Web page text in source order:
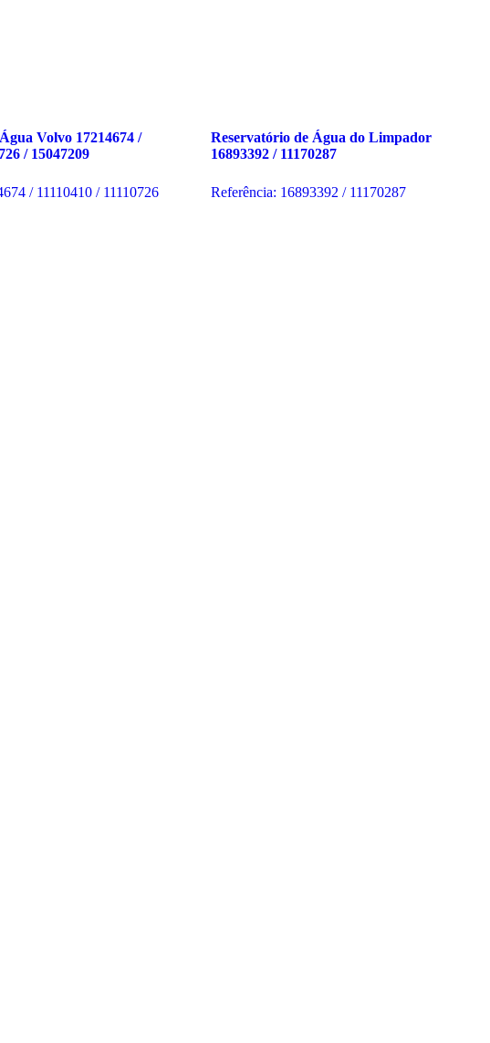
Volvo 17214674 /
/ 15047209
/ 11110410 / 11110726
Reservatório de Água do Limpador
16893392 / 11170287
Referência: 16893392 / 11170287